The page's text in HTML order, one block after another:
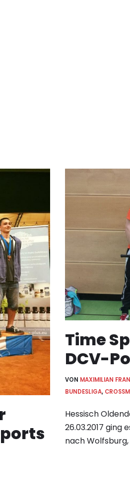
Time
DCV-
VON MAXIMILIAN
BUNDESLIGA,
Hessisch
26.03.2017 ging
nach